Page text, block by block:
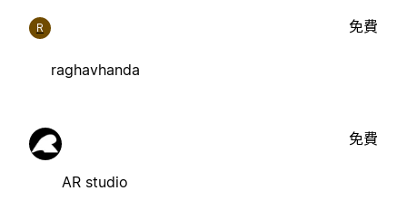
R
raghavhanda
免費
AR studio
免費